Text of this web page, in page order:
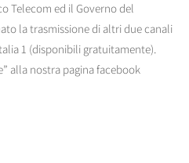
Telecom ed il Governo del
la trasmissione di altri due canali
1 (disponibili gratuitamente).
alla nostra pagina facebook